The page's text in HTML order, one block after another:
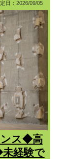
日：2026/09/05
ンス◆高
経験で